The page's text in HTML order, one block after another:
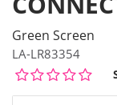
Green Screen
LA-LR83354